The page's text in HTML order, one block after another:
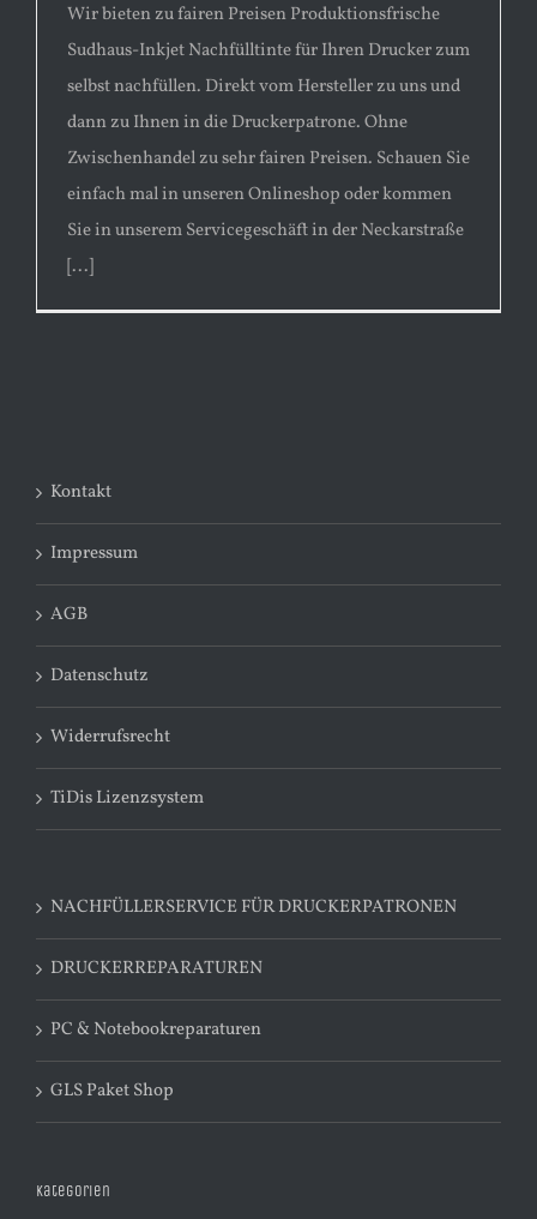
Wir bieten zu fairen Preisen Produktionsfrische
Sudhaus-Inkjet Nachfülltinte für Ihren Drucker zum
selbst nachfüllen. Direkt vom Hersteller zu uns und
dann zu Ihnen in die Druckerpatrone. Ohne
Zwischenhandel zu sehr fairen Preisen. Schauen Sie
einfach mal in unseren Onlineshop oder kommen
Sie in unserem Servicegeschäft in der Neckarstraße
[...]
Kontakt
Impressum
AGB
Datenschutz
Widerrufsrecht
TiDis Lizenzsystem
NACHFÜLLERSERVICE FÜR DRUCKERPATRONEN
DRUCKERREPARATUREN
PC & Notebookreparaturen
GLS Paket Shop
Kategorien